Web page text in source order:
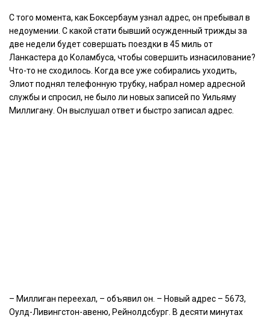
С того момента, как Боксербаум узнал адрес, он пребывал в
недоумении. С какой стати бывший осужденный трижды за
две недели будет совершать поездки в 45 миль от
Ланкастера до Коламбуса, чтобы совершить изнасилование?
Что-то не сходилось. Когда все уже собирались уходить,
Элиот поднял телефонную трубку, набрал номер адресной
службы и спросил, не было ли новых записей по Уильяму
Миллигану. Он выслушал ответ и быстро записал адрес.
– Миллиган переехал, – объявил он. – Новый адрес – 5673,
Оулд-Ливингстон-авеню, Рейнолдсбург. В десяти минутах